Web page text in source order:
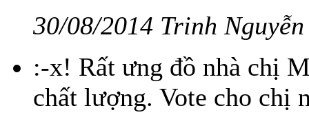
30/08/2014 Trinh Nguyễn
:-x! Rất ưng đồ nhà chị
chất lượng. Vote cho chị